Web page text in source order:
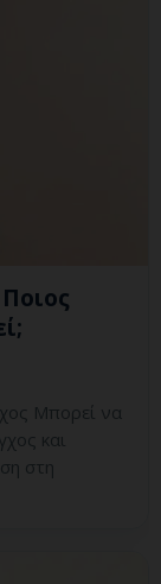
Μπορεί να
και
στη